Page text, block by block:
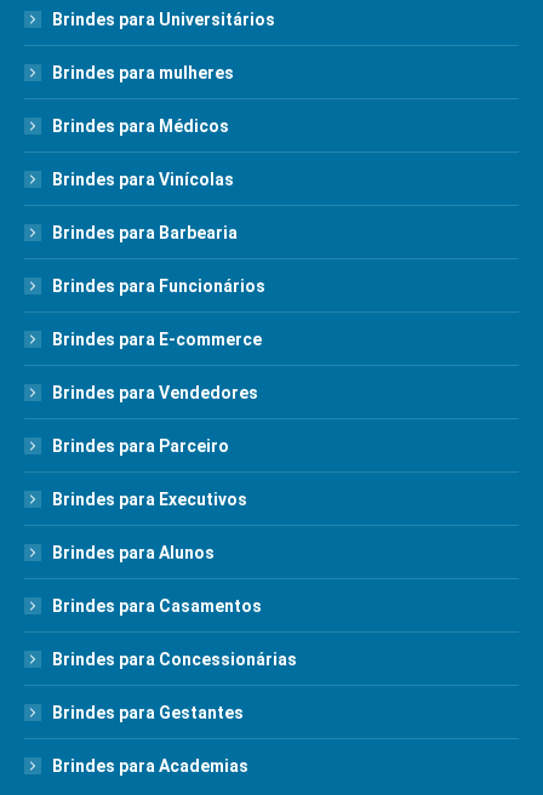
Brindes para Universitários
Brindes para mulheres
Brindes para Médicos
Brindes para Vinícolas
Brindes para Barbearia
Brindes para Funcionários
Brindes para E-commerce
Brindes para Vendedores
Brindes para Parceiro
Brindes para Executivos
Brindes para Alunos
Brindes para Casamentos
Brindes para Concessionárias
Brindes para Gestantes
Brindes para Academias